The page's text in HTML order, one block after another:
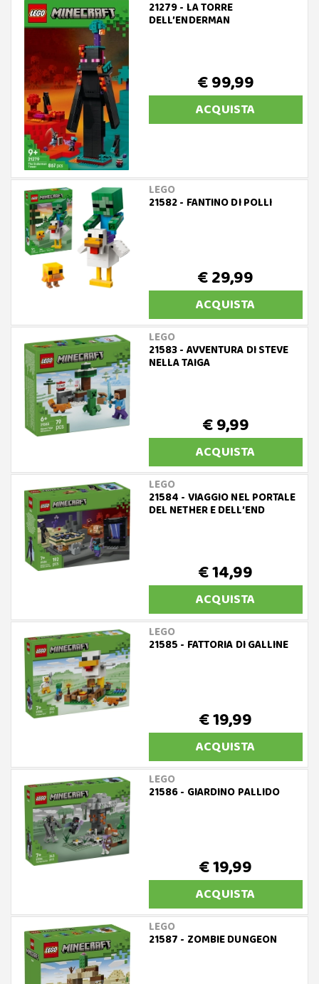
21279 - LA TORRE
DELL’ENDERMAN
€ 99,99
ACQUISTA
LEGO
21582 - FANTINO DI POLLI
€ 29,99
ACQUISTA
LEGO
21583 - AVVENTURA DI STEVE
NELLA TAIGA
€ 9,99
ACQUISTA
LEGO
21584 - VIAGGIO NEL PORTALE
DEL NETHER E DELL’END
€ 14,99
ACQUISTA
LEGO
21585 - FATTORIA DI GALLINE
€ 19,99
ACQUISTA
LEGO
21586 - GIARDINO PALLIDO
€ 19,99
ACQUISTA
LEGO
21587 - ZOMBIE DUNGEON